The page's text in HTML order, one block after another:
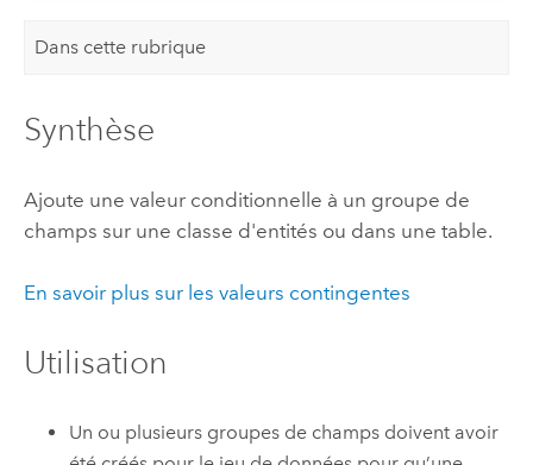
Dans cette rubrique
Synthèse
Ajoute une valeur conditionnelle à un groupe de
champs sur une classe d'entités ou dans une table.
En savoir plus sur les valeurs contingentes
Utilisation
Un ou plusieurs groupes de champs doivent avoir